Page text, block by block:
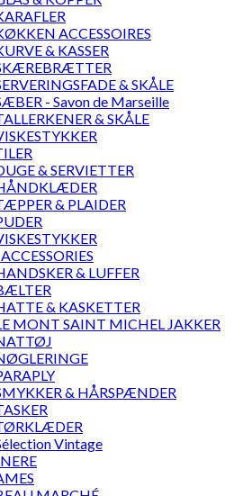
ACCESSOIRES
& KASSER
& SKÅLE
- Savon de Marseille
& SKÅLE
& SERVIETTER
& PLAIDER
& LUFFER
& KASKETTER
MONT SAINT MICHEL JAKKER
& HÅRSPÆNDER
Vintage